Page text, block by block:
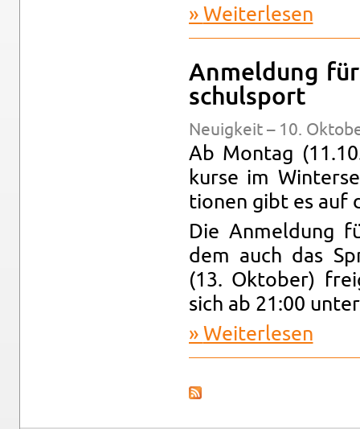
Wei­ter­le­sen
An­mel­dung
schul­sport
Neu­ig­keit – 10.
Ab Mon­tag
kur­se im
tio­nen gibt es auf
Die An­mel­dung
dem auch das
(13. Ok­to­ber)
sich ab 21:00
Wei­ter­le­sen